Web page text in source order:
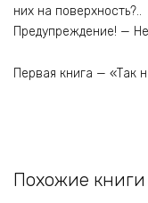
них на поверхность?..
Предупреждение! —
Первая книга — «Так
Похожие книги